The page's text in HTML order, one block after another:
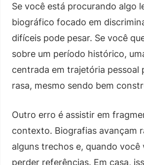
Se você está procurando algo
biográfico focado em
difíceis pode pesar. Se você
sobre um período histórico,
centrada em trajetória pessoal
rasa, mesmo sendo bem
Outro erro é assistir em
contexto. Biografias avançam
alguns trechos e, quando você
perder referências. Em casa,